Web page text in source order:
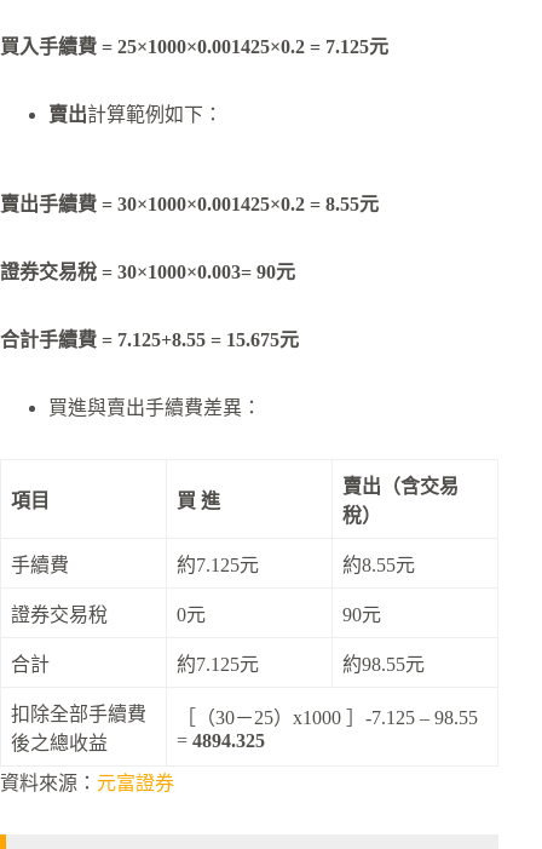
買入手續費 = 25×1000×0.001425×0.2 = 7.125元
賣出計算範例如下：
賣出手續費 = 30×1000×0.001425×0.2 = 8.55元
證券交易稅 = 30×1000×0.003= 90元
合計手續費 = 7.125+8.55 = 15.675元
買進與賣出手續費差異：
項目 買 進
賣出（含交易
稅）
手續費 約7.125元 約8.55元
證券交易稅 0元 90元
合計 約7.125元 約98.55元
扣除全部手續費
後之總收益
［（30－25）x1000 ］-7.125 – 98.55
= 4894.325
資料來源： 元富證券